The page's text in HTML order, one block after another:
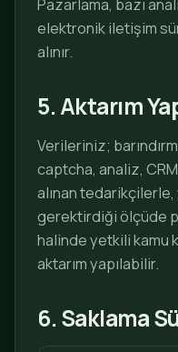
Pazarlama, bazı
elektronik iletişim
alınır.
5. Aktarım
Verileriniz;
captcha, analiz,
alınan
gerektirdiği ölçüde
halinde yetkili kamu
aktarım yapılabilir.
6. Saklama